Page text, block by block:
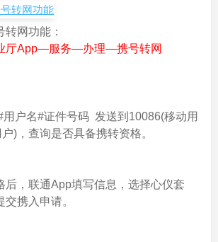
网功能：
厅App—服务—办理—携号转网
户名#证件号码 发送到10086(移动用
)，查询是否具备携转资格。
后，联通App填写信息，选择心仪套
携入申请。